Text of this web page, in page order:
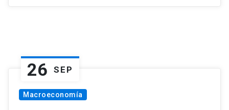
26 SEP
Macroeconomía